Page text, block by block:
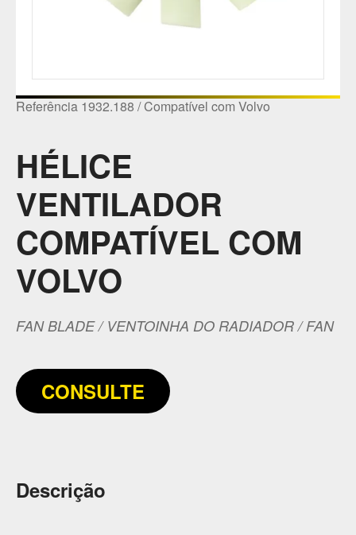
Referência 1932.188 / Compatível com Volvo
HÉLICE
VENTILADOR
COMPATÍVEL COM
VOLVO
FAN BLADE / VENTOINHA DO RADIADOR / FAN
CONSULTE
Descrição